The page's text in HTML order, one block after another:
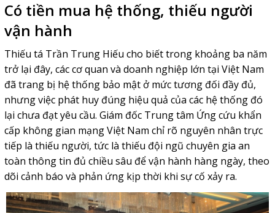
Có tiền mua hệ thống, thiếu người
vận hành
Thiếu tá Trần Trung Hiếu cho biết trong khoảng ba năm
trở lại đây, các cơ quan và doanh nghiệp lớn tại Việt Nam
đã trang bị hệ thống bảo mật ở mức tương đối đầy đủ,
nhưng việc phát huy đúng hiệu quả của các hệ thống đó
lại chưa đạt yêu cầu. Giám đốc Trung tâm Ứng cứu khẩn
cấp không gian mạng Việt Nam chỉ rõ nguyên nhân trực
tiếp là thiếu người, tức là thiếu đội ngũ chuyên gia an
toàn thông tin đủ chiều sâu để vận hành hàng ngày, theo
dõi cảnh báo và phản ứng kịp thời khi sự cố xảy ra.